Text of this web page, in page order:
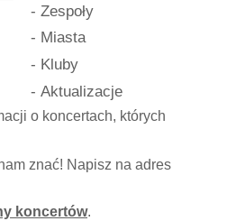
- Zespoły
- Miasta
- Kluby
- Aktualizacje
o koncertach, których
znać! Napisz na adres
koncertów.